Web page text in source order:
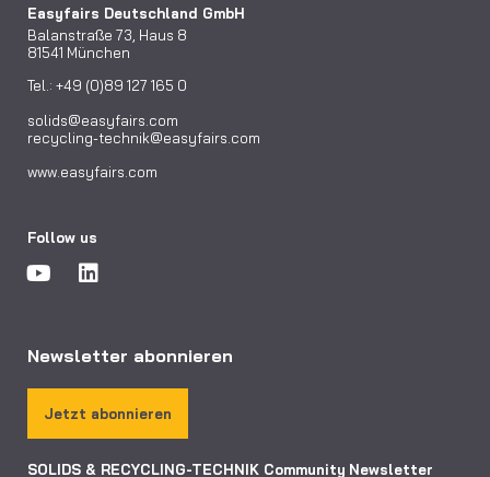
Easyfairs Deutschland GmbH
Balanstraße 73, Haus 8
81541 München
Tel.: +49 (0)89 127 165 0
solids@easyfairs.com
recycling-technik@easyfairs.com
www.easyfairs.com
Follow us
Newsletter abonnieren
Jetzt abonnieren
SOLIDS & RECYCLING-TECHNIK Community Newsletter